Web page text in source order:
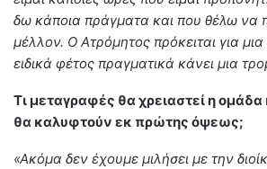
δω κάποια πράγματα και που θέλω να
μέλλον. Ο Ατρόμητος πρόκειται για
ειδικά φέτος πραγματικά κάνει μια
Τι μεταγραφές θα χρειαστεί η ομάδα
θα καλυφτούν εκ πρώτης όψεως;
«Ακόμα δεν έχουμε μιλήσει με την